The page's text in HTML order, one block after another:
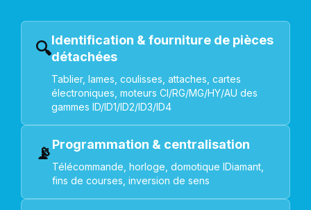
🔍Identification & fourniture de pièces
détachées
Tablier, lames, coulisses, attaches, cartes
électroniques, moteurs CI/RG/MG/HY/AU des
gammes ID/ID1/ID2/ID3/ID4
📡Programmation & centralisation
Télécommande, horloge, domotique IDiamant,
fins de courses, inversion de sens